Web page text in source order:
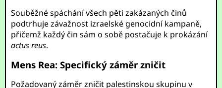
Souběžné spáchání všech pěti zakázaných činů
podtrhuje závažnost izraelské genocidní kampaně,
přičemž každý čin sám o sobě postačuje k prokázání
actus reus.
Mens Rea: Specifický záměr zničit
Požadovaný záměr zničit palestinskou skupinu v